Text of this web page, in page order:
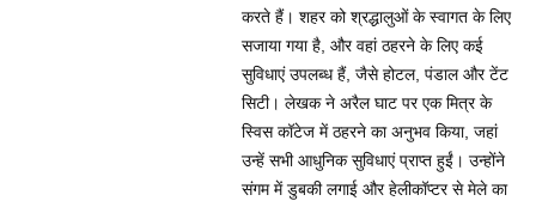
करते हैं। शहर को श्रद्धालुओं के स्वागत के लिए
सजाया गया है, और वहां ठहरने के लिए कई
सुविधाएं उपलब्ध हैं, जैसे होटल, पंडाल और टेंट
सिटी। लेखक ने अरैल घाट पर एक मित्र के
स्विस कॉटेज में ठहरने का अनुभव किया, जहां
उन्हें सभी आधुनिक सुविधाएं प्राप्त हुईं। उन्होंने
संगम में डुबकी लगाई और हेलीकॉप्टर से मेले का